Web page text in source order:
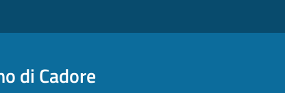
di Cadore